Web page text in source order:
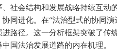
社会结构和发展战略持续互
同进化。在“法治型式的协同
路径。这一分析框架突破了
国法治发展道路的内在机理。